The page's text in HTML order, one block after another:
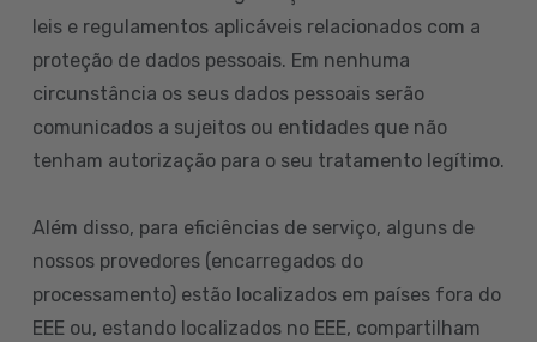
leis e regulamentos aplicáveis relacionados com a
proteção de dados pessoais. Em nenhuma
circunstância os seus dados pessoais serão
comunicados a sujeitos ou entidades que não
tenham autorização para o seu tratamento legítimo.
Além disso, para eficiências de serviço, alguns de
nossos provedores (encarregados do
processamento) estão localizados em países fora do
EEE ou, estando localizados no EEE, compartilham